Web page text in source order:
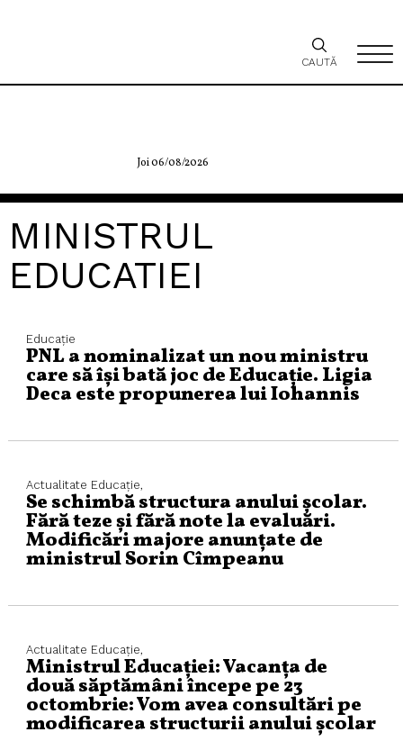
Joi 06/08/2026
CAUTĂ
MINISTRUL
EDUCATIEI
Educaţie
PNL a nominalizat un nou ministru
care să își bată joc de Educație. Ligia
Deca este propunerea lui Iohannis
Actualitate Educaţie,
Se schimbă structura anului școlar.
Fără teze și fără note la evaluări.
Modificări majore anunțate de
ministrul Sorin Cîmpeanu
Actualitate Educaţie,
Ministrul Educației: Vacanța de
două săptămâni începe pe 23
octombrie: Vom avea consultări pe
modificarea structurii anului școlar